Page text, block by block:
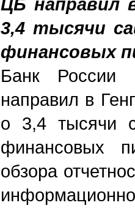
3,4 тысячи
финансовых
Банк России
направил в
о 3,4 тысячи
финансовых
обзора